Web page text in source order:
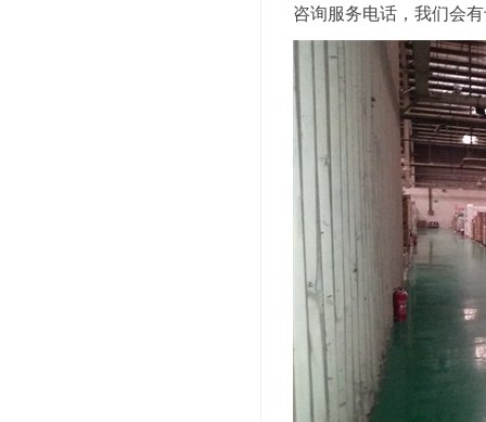
咨询服务电话，我们会